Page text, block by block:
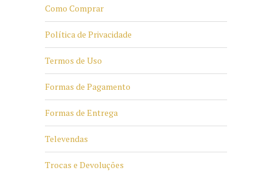
Como Comprar
Política de Privacidade
Termos de Uso
Formas de Pagamento
Formas de Entrega
Televendas
Trocas e Devoluções